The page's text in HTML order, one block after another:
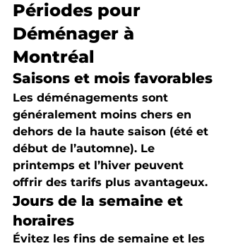
Périodes pour
Déménager à
Montréal
Saisons et mois favorables
Les déménagements sont
généralement moins chers en
dehors de la haute saison (été et
début de l’automne). Le
printemps et l’hiver peuvent
offrir des tarifs plus avantageux.
Jours de la semaine et
horaires
Évitez les fins de semaine et les